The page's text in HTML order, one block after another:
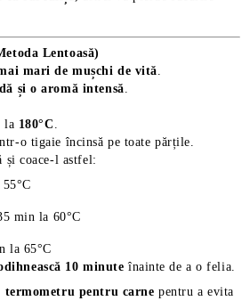
Lentoasă)
mari de mușchi de vită.
și o aromă intensă.
la 180°C .
o tigaie încinsă pe toate părțile.
și coace-l astfel:
min la 60°C
la 65°C
10 minute înainte de a o felia.
termometru pentru carne pentru a evita